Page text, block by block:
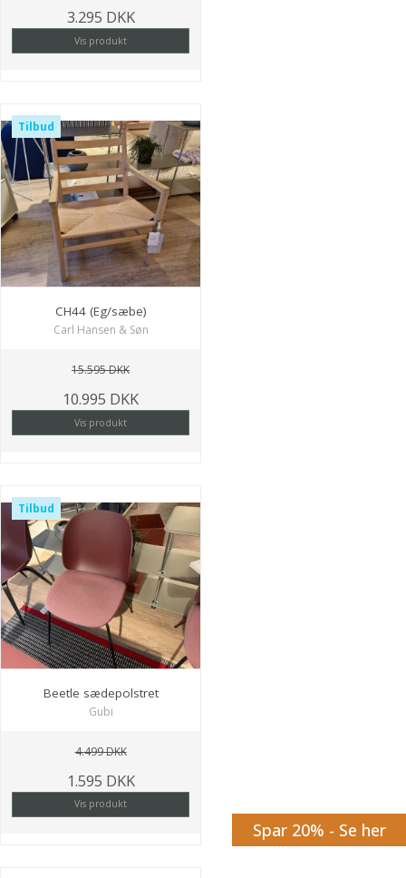
3.295 DKK
Vis produkt
Tilbud
CH44 (Eg/sæbe)
Carl Hansen & Søn
15.595 DKK
10.995 DKK
Vis produkt
Tilbud
Beetle sædepolstret
Gubi
4.499 DKK
1.595 DKK
Vis produkt
Spar 20% - Se her